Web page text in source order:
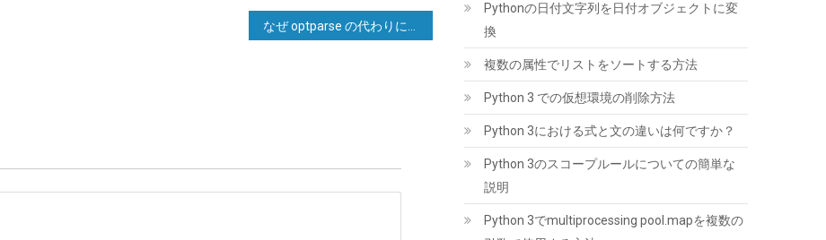
布、非導電性、非容量性
(54811196) GBP 14.07 (2026-08-07
04:03 GMT +09:00 時点 -詳細はこちら)
Pythonの日付文字列を日付オブジェクトに変
換
複数の属性でリストをソートする方法
Python 3 での仮想環境の削除方法
Python 3における式と文の違いは何ですか？
Python 3のスコープルールについての簡単な
説明
Python 3でmultiprocessing pool.mapを複数の